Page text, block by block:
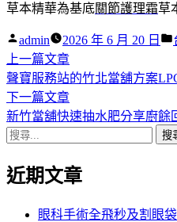
草本精華為基底關節護理霜草
作
者:
admin 2026 年 6 月 20 日
文
章
導
覽
上一篇文章下
一
篇
文
聲寶服務站的竹北當舖方案
下一篇文章下
一
章:
新竹當舖快速抽水肥分享廚餘
搜
關
近期文章
眼科手術全飛秒及割眼